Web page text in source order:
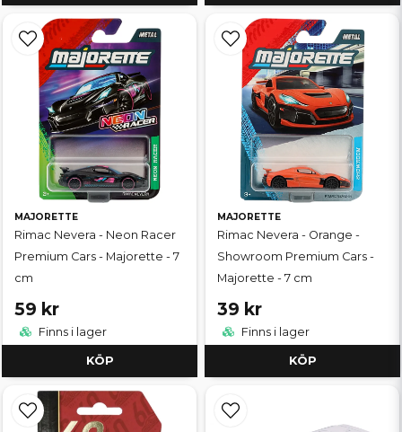
MAJORETTE
Rimac Nevera - Neon Racer
Premium Cars - Majorette - 7
cm
59 kr
Finns i lager
KÖP
MAJORETTE
Rimac Nevera - Orange -
Showroom Premium Cars -
Majorette - 7 cm
39 kr
Finns i lager
KÖP